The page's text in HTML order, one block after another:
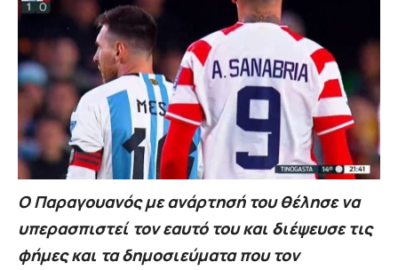
Ο Παραγουανός με ανάρτησή του θέλησε να
υπερασπιστεί τον εαυτό του και διέψευσε τις
φήμες και τα δημοσιεύματα που τον